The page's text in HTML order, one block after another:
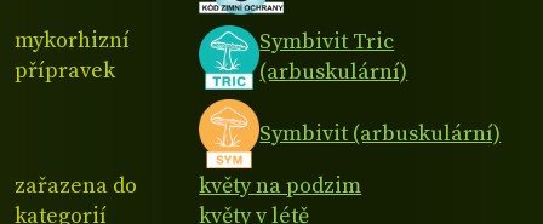
mykorhizní
přípravek
Symbivit Tric
(arbuskulární)
Symbivit (arbuskulární)
zařazena do
kategorií
květy na podzim
květy v létě